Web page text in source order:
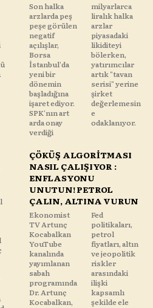
Son halka
arzlarda peş
peşe görülen
negatif
açılışlar,
Borsa
İstanbul'da
yeni bir
dönemin
başladığına
işaret ediyor.
SPK'nın art
arda onay
verdiği
milyarlarca
liralık halka
arzlar
piyasadaki
likiditeyi
bölerken,
yatırımcılar
artık "tavan
serisi" yerine
şirket
değerlemesin
e
odaklanıyor.
ÇÖKÜŞ ALGORİTMASI
NASIL ÇALIŞIYOR :
ENFLASYONU
UNUTUN! PETROL
ÇALIN, ALTINA VURUN
Ekonomist
TV Artunç
Kocabalkan
YouTube
kanalında
yayımlanan
sabah
programında
Dr. Artunç
Kocabalkan,
Fed
politikaları,
petrol
fiyatları, altın
ve jeopolitik
riskler
arasındaki
ilişki
kapsamlı
şekilde ele